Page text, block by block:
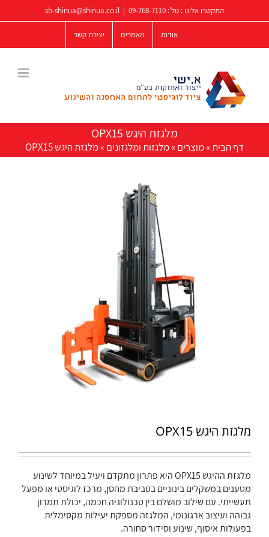
לתוכן
התקשרו אלינו : טל': 09-768-7110
sb-shinua@shinua.co.il
אודות מאמרים יצירת קשר
מלגזת היגש OPX15
דף הבית»מוצרים »מלגזות ומלגזונים »מלגזת היגש OPX15
מלגזת היגש OPX15
מלגזת ההיגש OPX15 היא פתרון מתקדם ויעיל במיוחד לשינוע
מטענים במשקלים בינוניים בסביבת מחסן, מרכז לוגיסטי או מפעל
תעשייתי. עם שילוב מושלם בין טכנולוגיה חכמה, יכולת תמרון
גבוהה ועיצוב ארגונומי, המלגזה מספקת יעילות מקסימלית
בפעולות איסוף, שינוע וסידור סחורה.